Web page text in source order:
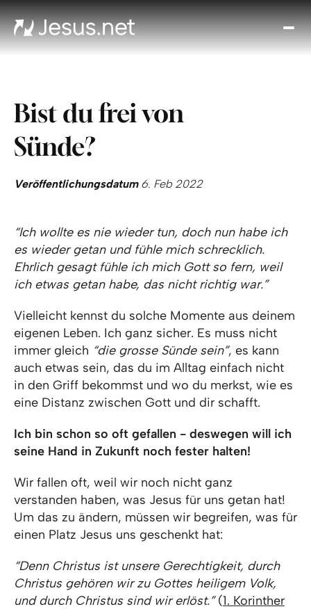
Bist du frei von
Sünde?
Veröffentlichungsdatum6. Feb 2022
“Ich wollte es nie wieder tun, doch nun habe ich
es wieder getan und fühle mich schrecklich.
Ehrlich gesagt fühle ich mich Gott so fern, weil
ich etwas getan habe, das nicht richtig war.”
Vielleicht kennst du solche Momente aus deinem
eigenen Leben. Ich ganz sicher. Es muss nicht
immer gleich “die grosse Sünde sein”, es kann
auch etwas sein, das du im Alltag einfach nicht
in den Griff bekommst und wo du merkst, wie es
eine Distanz zwischen Gott und dir schafft.
Ich bin schon so oft gefallen - deswegen will ich
seine Hand in Zukunft noch fester halten!
Wir fallen oft, weil wir noch nicht ganz
verstanden haben, was Jesus für uns getan hat!
Um das zu ändern, müssen wir begreifen, was für
einen Platz Jesus uns geschenkt hat:
“Denn Christus ist unsere Gerechtigkeit, durch
Christus gehören wir zu Gottes heiligem Volk,
und durch Christus sind wir erlöst.”(1. Korinther